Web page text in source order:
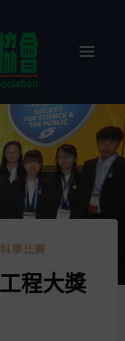
科學比賽
程大獎